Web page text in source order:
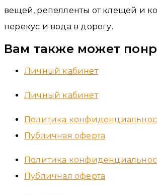
вещей, репелленты от клещей и
перекус и вода в дорогу.
Вам также может
Личный кабинет
Личный кабинет
Политика
Публичная оферта
Политика
Публичная оферта